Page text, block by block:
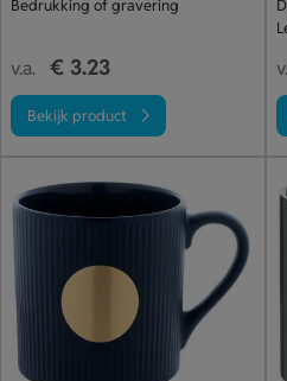
Bedrukking of gravering
v.a. € 3.23
Bekijk product